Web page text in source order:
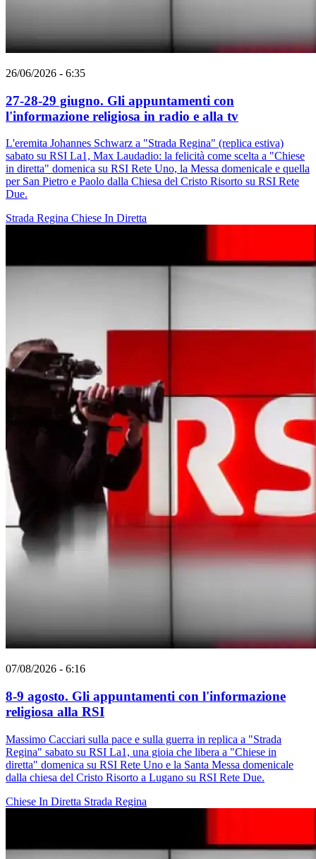
26/06/2026 - 6:35
27-28-29 giugno. Gli appuntamenti con
l'informazione religiosa in radio e alla tv
L'eremita Johannes Schwarz a "Strada Regina" (replica estiva)
sabato su RSI La1, Max Laudadio: la felicità come scelta a "Chiese
in diretta" domenica su RSI Rete Uno, la Messa domenicale e quella
per San Pietro e Paolo dalla Chiesa del Cristo Risorto su RSI Rete
Due.
Strada Regina Chiese In Diretta
07/08/2026 - 6:16
8-9 agosto. Gli appuntamenti con l'informazione
religiosa alla RSI
Massimo Cacciari sulla pace e sulla guerra in replica a "Strada
Regina" sabato su RSI La1, una gioia che libera a "Chiese in
diretta" domenica su RSI Rete Uno e la Santa Messa domenicale
dalla chiesa del Cristo Risorto a Lugano su RSI Rete Due.
Chiese In Diretta Strada Regina